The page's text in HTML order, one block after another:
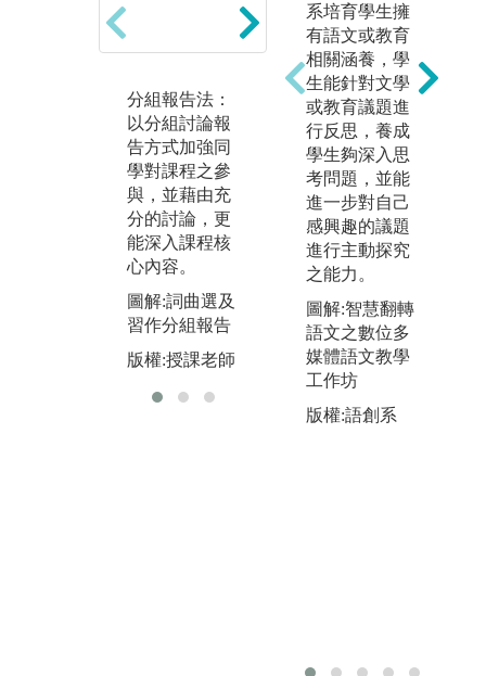
分組報告法：
以分組討論報
告方式加強同
學對課程之參
與，並藉由充
分的討論，更
能深入課程核
心內容。
圖解:詞曲選及
習作分組報告
版權:授課老師
由學生製作PP
T、書面報告
等，於課程上
進行講解。
圖解:學生報告
版權:文字學課
程
系培育學生擁
有語文或教育
相關涵養，學
生能針對文學
或教育議題進
行反思，養成
學生夠深入思
考問題，並能
進一步對自己
感興趣的議題
進行主動探究
之能力。
圖解:智慧翻轉
語文之數位多
媒體語文教學
工作坊
版權:語創系